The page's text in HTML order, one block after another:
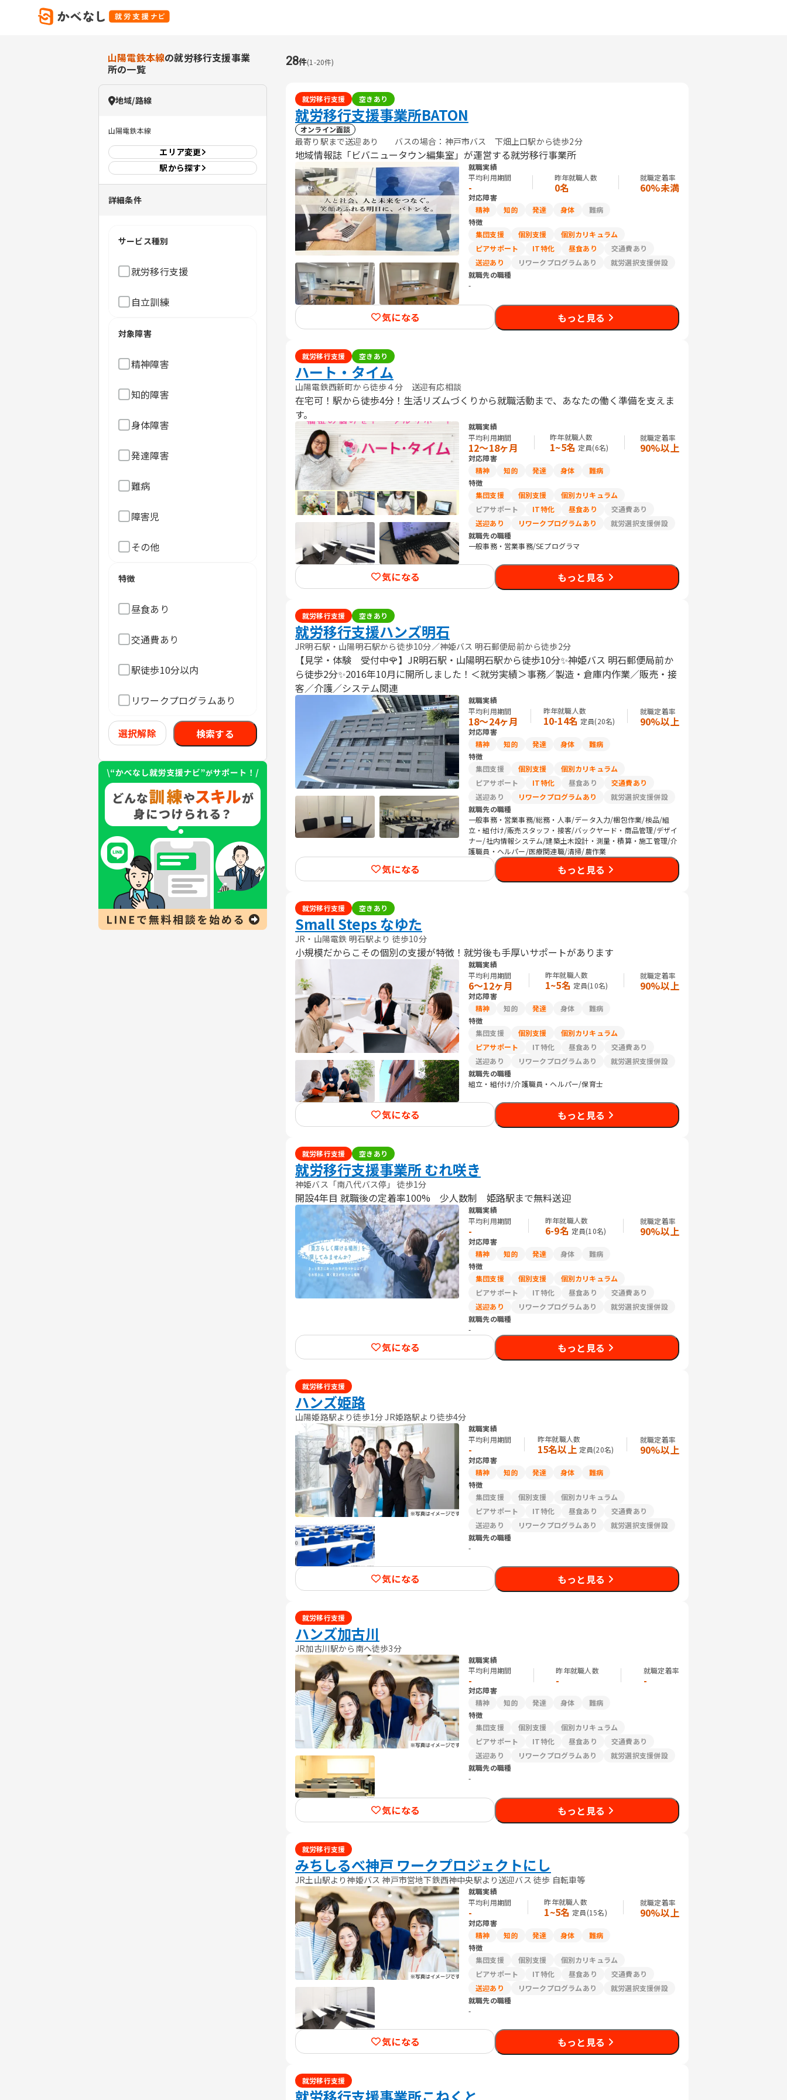
山陽電鉄本線の就労移行支援事業
所の一覧
地域/路線
山陽電鉄本線
エリア変更
駅から探す
詳細条件
サービス種別
就労移行支援
自立訓練
対象障害
精神障害
知的障害
身体障害
発達障害
難病
障害児
その他
特徴
昼食あり
交通費あり
駅徒歩10分以内
リワークプログラムあり
選択解除 検索する
28件(1 -20件)
就労移行支援 空きあり
就労移行支援事業所BATON
オンライン面談
最寄り駅まで送迎あり バスの場合：神戸市バス 下畑上口駅から徒歩2分
地域情報誌「ビバニュータウン編集室」が運営する就労移行事業所
就職実績
平均利用期間
-
昨年就職人数
0名
就職定着率
60%未満
対応障害
精神
知的 発達 身体
難病
特徴
集団支援
個別支援
個別カリキュラム
ピアサポート
IT特化 昼食あり
交通費あり
送迎あり
リワークプログラムあり
就労選択支援併設
就職先の職種
-
気になる もっと見る
就労移行支援 空きあり
ハート・タイム
山陽電鉄西新町から徒歩４分 送迎有応相談
在宅可！駅から徒歩4分！生活リズムづくりから就職活動まで、あなたの働く準備を支えま
す。
就職実績
平均利用期間
12〜18ヶ月
昨年就職人数
1~5名 定員(6名)
就職定着率
90%以上
対応障害
精神
知的 発達 身体
難病
特徴
集団支援
個別支援
個別カリキュラム
ピアサポート
IT特化 昼食あり
交通費あり
送迎あり
リワークプログラムあり
就労選択支援併設
就職先の職種
一般事務・営業事務/SEプログラマ
気になる もっと見る
就労移行支援 空きあり
就労移行支援ハンズ明石
JR明石駅・山陽明石駅から徒歩10分／神姫バス 明石郵便局前から徒歩2分
【見学・体験 受付中🌹】JR明石駅・山陽明石駅から徒歩10分✨神姫バス 明石郵便局前か
ら徒歩2分✨2016年10月に開所しました！＜就労実績＞事務／製造・倉庫内作業／販売・接
客／介護／システム関連
就職実績
平均利用期間
18〜24ヶ月
昨年就職人数
10-14名 定員(20名)
就職定着率
90%以上
対応障害
精神
知的 発達 身体
難病
特徴
集団支援
個別支援
個別カリキュラム
ピアサポート
IT特化 昼食あり
交通費あり
送迎あり
リワークプログラムあり
就労選択支援併設
就職先の職種
一般事務・営業事務/総務・人事/データ入力/梱包作業/検品/組
立・組付け/販売スタッフ・接客/バックヤード・商品管理/デザイ
ナー/社内情報システム/建築土木設計・測量・積算・施工管理/介
護職員・ヘルパー/医療関連職/清掃/農作業
気になる もっと見る
就労移行支援 空きあり
Small Steps なゆた
JR・山陽電鉄 明石駅より 徒歩10分
小規模だからこその個別の支援が特徴！就労後も手厚いサポートがあります
就職実績
平均利用期間
6〜12ヶ月
昨年就職人数
1~5名 定員(10名)
就職定着率
90%以上
対応障害
精神
知的 発達 身体
難病
特徴
集団支援
個別支援
個別カリキュラム
ピアサポート
IT特化 昼食あり
交通費あり
送迎あり
リワークプログラムあり
就労選択支援併設
就職先の職種
組立・組付け/介護職員・ヘルパー/保育士
気になる もっと見る
就労移行支援 空きあり
就労移行支援事業所 むれ咲き
神姫バス「南八代バス停」 徒歩1分
開設4年目 就職後の定着率100% 少人数制 姫路駅まで無料送迎
就職実績
平均利用期間
-
昨年就職人数
6-9名 定員(10名)
就職定着率
90%以上
対応障害
精神
知的 発達 身体
難病
特徴
集団支援
個別支援
個別カリキュラム
ピアサポート
IT特化 昼食あり
交通費あり
送迎あり
リワークプログラムあり
就労選択支援併設
就職先の職種
-
気になる もっと見る
就労移行支援
ハンズ姫路
山陽姫路駅より徒歩1分 JR姫路駅より徒歩4分
就職実績
平均利用期間
-
昨年就職人数
15名以上 定員(20名)
就職定着率
90%以上
対応障害
精神
知的 発達 身体
難病
特徴
集団支援
個別支援
個別カリキュラム
ピアサポート
IT特化 昼食あり
交通費あり
送迎あり
リワークプログラムあり
就労選択支援併設
就職先の職種
-
気になる もっと見る
就労移行支援
ハンズ加古川
JR加古川駅から南へ徒歩3分
就職実績
平均利用期間
-
昨年就職人数
-
就職定着率
-
対応障害
精神
知的 発達 身体
難病
特徴
集団支援
個別支援
個別カリキュラム
ピアサポート
IT特化 昼食あり
交通費あり
送迎あり
リワークプログラムあり
就労選択支援併設
就職先の職種
-
気になる もっと見る
就労移行支援
みちしるべ神戸 ワークプロジェクトにし
JR土山駅より神姫バス 神戸市営地下鉄西神中央駅より送迎バス 徒歩 自転車等
就職実績
平均利用期間
-
昨年就職人数
1~5名 定員(15名)
就職定着率
90%以上
対応障害
精神
知的 発達 身体
難病
特徴
集団支援
個別支援
個別カリキュラム
ピアサポート
IT特化 昼食あり
交通費あり
送迎あり
リワークプログラムあり
就労選択支援併設
就職先の職種
-
気になる もっと見る
就労移行支援